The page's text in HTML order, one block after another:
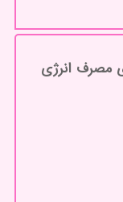
مصرف انرژی